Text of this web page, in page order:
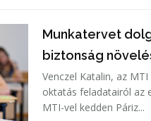
Munkatervet
biztonság
Venczel Katalin, az
oktatás feladatairól az
MTI-vel kedden Páriz...